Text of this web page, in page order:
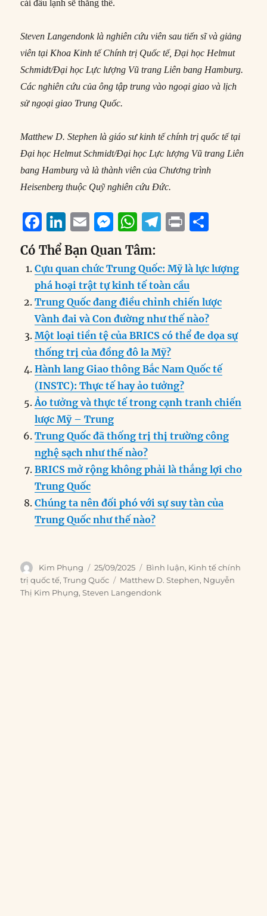
cái đầu lạnh sẽ thắng thế.
Steven Langendonk là nghiên cứu viên sau tiến sĩ và giảng
viên tại Khoa Kinh tế Chính trị Quốc tế, Đại học Helmut
Schmidt/Đại học Lực lượng Vũ trang Liên bang Hamburg.
Các nghiên cứu của ông tập trung vào ngoại giao và lịch
sử ngoại giao Trung Quốc.
Matthew D. Stephen là giáo sư kinh tế chính trị quốc tế tại
Đại học Helmut Schmidt/Đại học Lực lượng Vũ trang Liên
bang Hamburg và là thành viên của Chương trình
Heisenberg thuộc Quỹ nghiên cứu Đức.
F
a
c
e
b
o
o
k
Li
n
k
e
d
I
n
E
m
ai
l
M
ss
e
n
g
er
W
h
at
s
A
p
p
T
e
g
r
a
m
P
n
t
a
re
Có Thể Bạn Quan Tâm:
Cựu quan chức Trung Quốc: Mỹ là lực lượng
phá hoại trật tự kinh tế toàn cầu
Trung Quốc đang điều chỉnh chiến lược
Vành đai và Con đường như thế nào?
Một loại tiền tệ của BRICS có thể đe dọa sự
thống trị của đồng đô la Mỹ?
Hành lang Giao thông Bắc Nam Quốc tế
(INSTC): Thực tế hay ảo tưởng?
Ảo tưởng và thực tế trong cạnh tranh chiến
lược Mỹ – Trung
Trung Quốc đã thống trị thị trường công
nghệ sạch như thế nào?
BRICS mở rộng không phải là thắng lợi cho
Trung Quốc
Chúng ta nên đối phó với sự suy tàn của
Trung Quốc như thế nào?
Author
Kim Phụng
Posted
on
25/09/2025 Categories
Bình luận, Kinh tế chính
trị quốc tế,Trung Quốc Tags
Matthew D. Stephen, Nguyễn
Thị Kim Phụng,Steven Langendonk